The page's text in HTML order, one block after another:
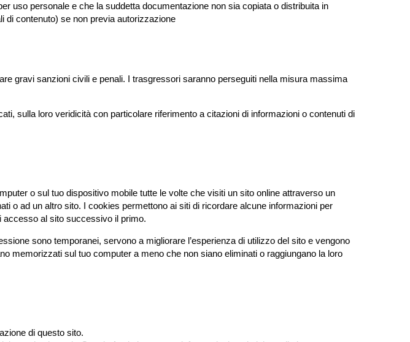
uso personale e che la suddetta documentazione non sia copiata o distribuita in
di contenuto) se non previa autorizzazione
gravi sanzioni civili e penali. I trasgressori saranno perseguiti nella misura massima
sulla loro veridicità con particolare riferimento a citazioni di informazioni o contenuti di
o sul tuo dispositivo mobile tutte le volte che visiti un sito online attraverso un
o ad un altro sito. I cookies permettono ai siti di ricordare alcune informazioni per
accesso al sito successivo il primo.
sono temporanei, servono a migliorare l’esperienza di utilizzo del sito e vengono
memorizzati sul tuo computer a meno che non siano eliminati o raggiungano la loro
di questo sito.